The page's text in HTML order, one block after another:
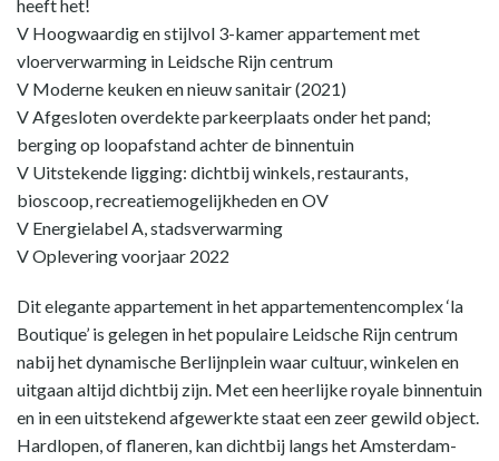
heeft het!
V Hoogwaardig en stijlvol 3-kamer appartement met
vloerverwarming in Leidsche Rijn centrum
V Moderne keuken en nieuw sanitair (2021)
V Afgesloten overdekte parkeerplaats onder het pand;
berging op loopafstand achter de binnentuin
V Uitstekende ligging: dichtbij winkels, restaurants,
bioscoop, recreatiemogelijkheden en OV
V Energielabel A, stadsverwarming
V Oplevering voorjaar 2022
Dit elegante appartement in het appartementencomplex ‘la
Boutique’ is gelegen in het populaire Leidsche Rijn centrum
nabij het dynamische Berlijnplein waar cultuur, winkelen en
uitgaan altijd dichtbij zijn. Met een heerlijke royale binnentuin
en in een uitstekend afgewerkte staat een zeer gewild object.
Hardlopen, of flaneren, kan dichtbij langs het Amsterdam-